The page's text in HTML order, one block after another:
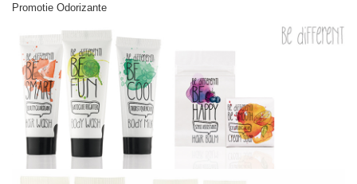
Promotie Odorizante